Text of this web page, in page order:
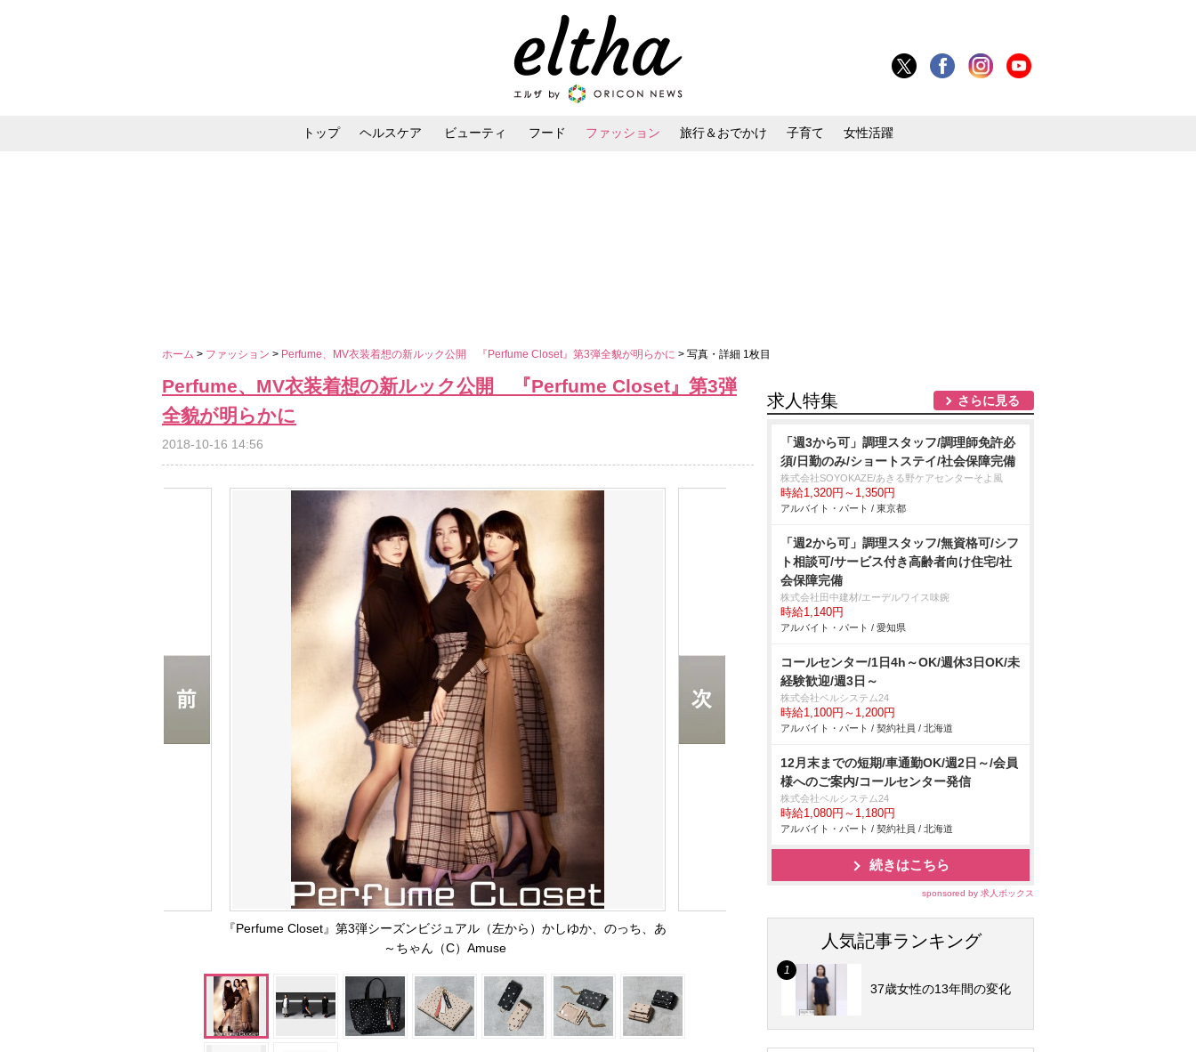
トップ ヘルスケア ビューティ フード ファッション 旅行＆おでかけ 子育て 女性活躍
ホーム > ファッション > Perfume、MV衣装着想の新ルック公開 『Perfume Closet』第3弾全貌が明らかに > 写真・詳細 1枚目
Perfume、MV衣装着想の新ルック公開 『Perfume Closet』第3弾
全貌が明らかに
2018-10-16 14:56
『Perfume Closet』第3弾シーズンビジュアル（左から）かしゆか、のっち、あ
～ちゃん（C）Amuse
求人特集 さらに見る
「週3から可」調理スタッフ/調理師免許必
須/日勤のみ/ショートステイ/社会保障完備
株式会社SOYOKAZE/あきる野ケアセンターそよ風
時給1,320円～1,350円
アルバイト・パート / 東京都
「週2から可」調理スタッフ/無資格可/シフ
ト相談可/サービス付き高齢者向け住宅/社
会保障完備
株式会社田中建材/エーデルワイス味鋺
時給1,140円
アルバイト・パート / 愛知県
コールセンター/1日4h～OK/週休3日OK/未
経験歓迎/週3日～
株式会社ベルシステム24
時給1,100円～1,200円
アルバイト・パート / 契約社員 / 北海道
12月末までの短期/車通勤OK/週2日～/会員
様へのご案内/コールセンター発信
株式会社ベルシステム24
時給1,080円～1,180円
アルバイト・パート / 契約社員 / 北海道
続きはこちら
sponsored by 求人ボックス
人気記事ランキング
37歳女性の13年間の変化